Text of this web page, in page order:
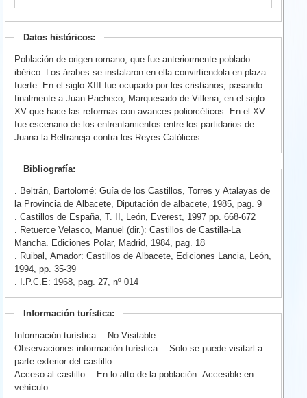
Datos históricos:
Población de origen romano, que fue anteriormente poblado
ibérico. Los árabes se instalaron en ella convirtiendola en plaza
fuerte. En el siglo XIII fue ocupado por los cristianos, pasando
finalmente a Juan Pacheco, Marquesado de Villena, en el siglo
XV que hace las reformas con avances poliorcéticos. En el XV
fue escenario de los enfrentamientos entre los partidarios de
Juana la Beltraneja contra los Reyes Católicos
Bibliografía:
. Beltrán, Bartolomé: Guía de los Castillos, Torres y Atalayas de
la Provincia de Albacete, Diputación de albacete, 1985, pag. 9
. Castillos de España, T. II, León, Everest, 1997 pp. 668-672
. Retuerce Velasco, Manuel (dir.): Castillos de Castilla-La
Mancha. Ediciones Polar, Madrid, 1984, pag. 18
. Ruibal, Amador: Castillos de Albacete, Ediciones Lancia, León,
1994, pp. 35-39
. I.P.C.E: 1968, pag. 27, nº 014
Información turística:
Información turística:
No Visitable
Observaciones información turística:
Solo se puede visitarl a
parte exterior del castillo.
Acceso al castillo:
En lo alto de la población. Accesible en
vehículo